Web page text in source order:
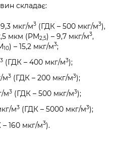
складає:
мкг/м3 (ГДК – 500 мкг/м3),
мкм (PM2,5) – 9,7 мкг/м3,
10) – 15,2 мкг/м3;
3 (ГДК – 400 мкг/м3);
м3 (ГДК – 200 мкг/м3);
м3 (ГДК – 500 мкг/м3);
м3 (ГДК – 5000 мкг/м3);
– 160 мкг/м3).